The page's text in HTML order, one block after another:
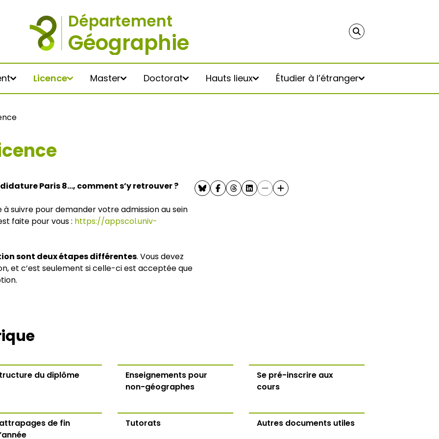
Licence Master Doctorat Hauts lieux Étudier à l’étranger
en territoires –
Paris 8
TERRA
(dernière année
Paris 8..., comment s’y retrouver ?
suivre pour demander votre admission au sein
faite pour vous : https://appscol.univ-
sont deux étapes différentes. Vous devez
et c’est seulement si celle-ci est acceptée que
du diplôme
Enseignements pour
non-géographes
Se pré-inscrire aux
cours
de fin
Tutorats Autres documents utiles